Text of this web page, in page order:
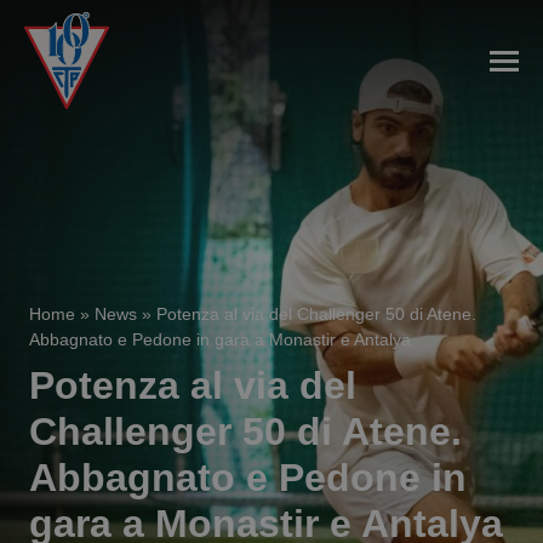
Home » News » Potenza al via del Challenger 50 di Atene.
Abbagnato e Pedone in gara a Monastir e Antalya
Potenza al via del
Challenger 50 di Atene.
Abbagnato e Pedone in
gara a Monastir e Antalya